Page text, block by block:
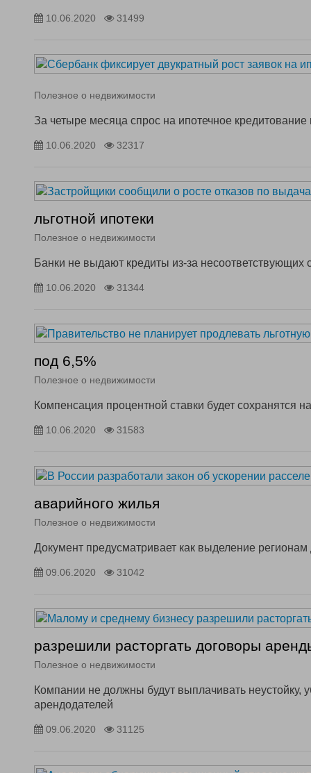
10.06.2020 31499
Полезное о недвижимости
За четыре месяца спрос на ипотечное
10.06.2020 32317
льготной ипотеки
Полезное о недвижимости
Банки не выдают кредиты из-за несоответствующих
10.06.2020 31344
под 6,5%
Полезное о недвижимости
Компенсация процентной ставки будет сохранятся
10.06.2020 31583
аварийного жилья
Полезное о недвижимости
Документ предусматривает как выделение
09.06.2020 31042
разрешили расторгать договоры
Полезное о недвижимости
Компании не должны будут выплачивать
арендодателей
09.06.2020 31125